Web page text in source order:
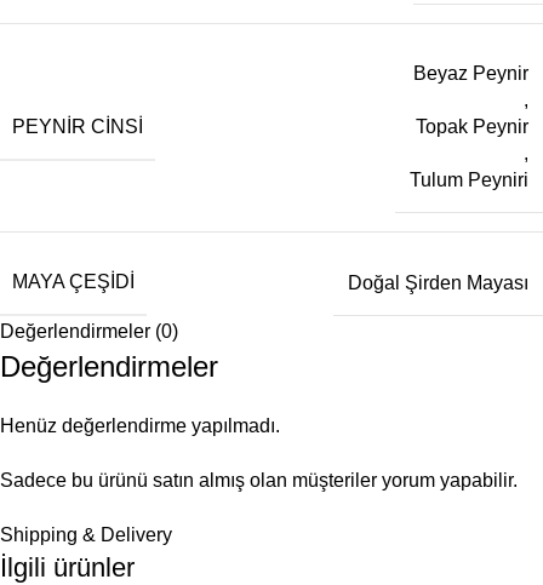
PEYNIR CINSI
Beyaz Peynir
,
Topak Peynir
,
Tulum Peyniri
MAYA ÇEŞIDI Doğal Şirden Mayası
Değerlendirmeler (0)
Değerlendirmeler
Henüz değerlendirme yapılmadı.
Sadece bu ürünü satın almış olan müşteriler yorum yapabilir.
Shipping & Delivery
İlgili ürünler